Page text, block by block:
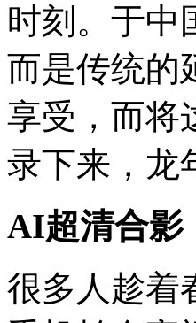
时刻。于中
而是传统的
享受，而将
录下来，龙
AI超清合影
很多人趁着